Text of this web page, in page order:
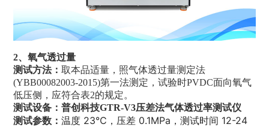
2、氧气透过量
测试方法：取本品适量，照气体透过量测定法
(YBB00082003-2015)第一法测定，试验时PVDC面向氧气
低压侧，应符合表2的规定。
测试设备：普创科技GTR-V3压差法气体透过率测试仪
测试参数：温度 23℃，压差 0.1MPa，测试时间 12-24